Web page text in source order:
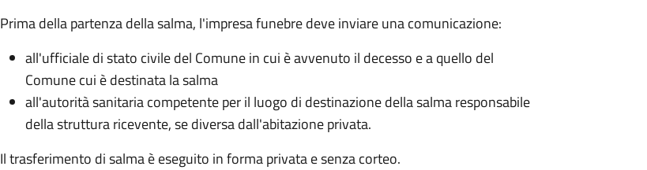
Prima della partenza della salma, l'impresa funebre deve inviare una comunicazione:
all'ufficiale di stato civile del Comune in cui è avvenuto il decesso e a quello del
Comune cui è destinata la salma
all'autorità sanitaria competente per il luogo di destinazione della salma responsabile
della struttura ricevente, se diversa dall'abitazione privata.
Il trasferimento di salma è eseguito in forma privata e senza corteo.